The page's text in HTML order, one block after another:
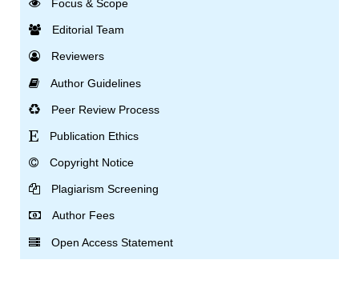
Focus & Scope
Editorial Team
Reviewers
Author Guidelines
Peer Review Process
Publication Ethics
Copyright Notice
Plagiarism Screening
Author Fees
Open Access Statement